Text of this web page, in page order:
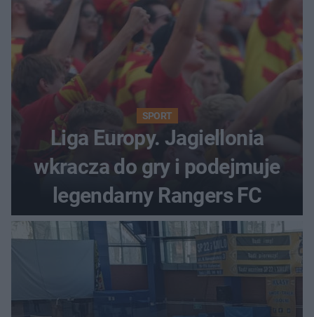
SPORT
Liga Europy. Jagiellonia
wkracza do gry i podejmuje
legendarny Rangers FC